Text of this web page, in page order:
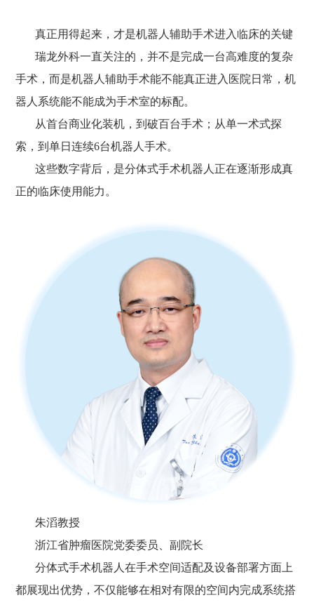
真正用得起来，才是机器人辅助手术进入临床的关键
瑞龙外科一直关注的，并不是完成一台高难度的复杂
手术，而是机器人辅助手术能不能真正进入医院日常，机
器人系统能不能成为手术室的标配。
从首台商业化装机，到破百台手术；从单一术式探
索，到单日连续6台机器人手术。
这些数字背后，是分体式手术机器人正在逐渐形成真
正的临床使用能力。
朱滔教授
浙江省肿瘤医院党委委员、副院长
分体式手术机器人在手术空间适配及设备部署方面上
都展现出优势，不仅能够在相对有限的空间内完成系统搭